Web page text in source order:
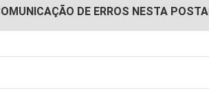
DE ERROS NESTA